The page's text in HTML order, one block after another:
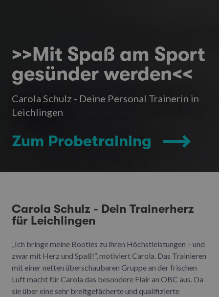
>>Mit Spaß am Sport
gesünder werden<<
Carola Schulz - Deine Personal Trainerin in
Leichlingen
Zum Probetraining
Carola Schulz - Dein Trainerherz
für Leichlingen
„Ich bringe meine Booties zu ihren Höchstleistungen – und
zwar mit Herz und Spaß!“, motiviert Carola. Das Trainieren
mit einer netten überschaubaren Gruppe an der frischen
Luft macht für Carola das besondere Flair an OBC aus. Da
sie über eine sehr breitgefächerte und qualifizierte